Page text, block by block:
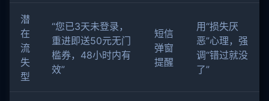
潜
在
流
失
型
“您已3天未登录，
重进即送50元无门
槛券，48小时内有
效”
短信
弹窗
提醒
用“损失厌
恶”心理，强
调“错过就没
了”